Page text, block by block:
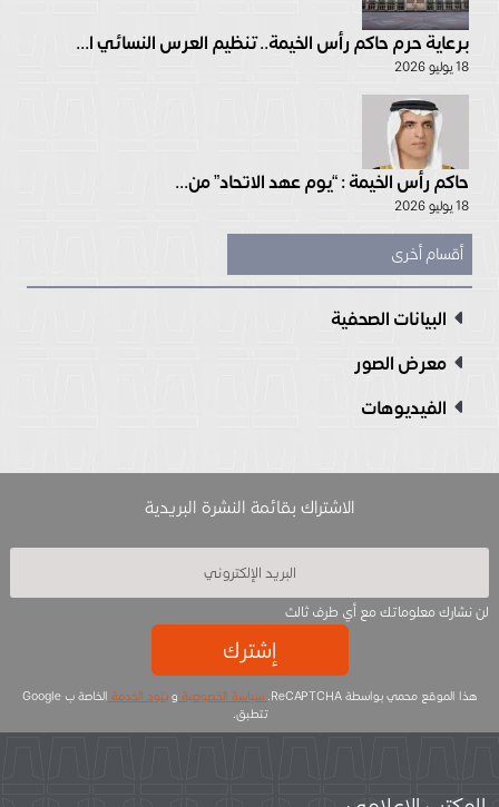
برعاية حرم حاكم رأس الخيمة.. تنظيم العرس النسائي ا...
18 يوليو 2026
حاكم رأس الخيمة : “يوم عهد الاتحاد” من...
18 يوليو 2026
أقسام أخرى
البيانات الصحفية
معرض الصور
الفيديوهات
الاشتراك بقائمة النشرة البريدية
لن نشارك معلوماتك مع أي طرف ثالث
إشترك
هذا الموقع محمي بواسطة ReCAPTCHA. سياسة الخصوصية وبنود الخدمة
الخاصة ب Google
تتطبق.